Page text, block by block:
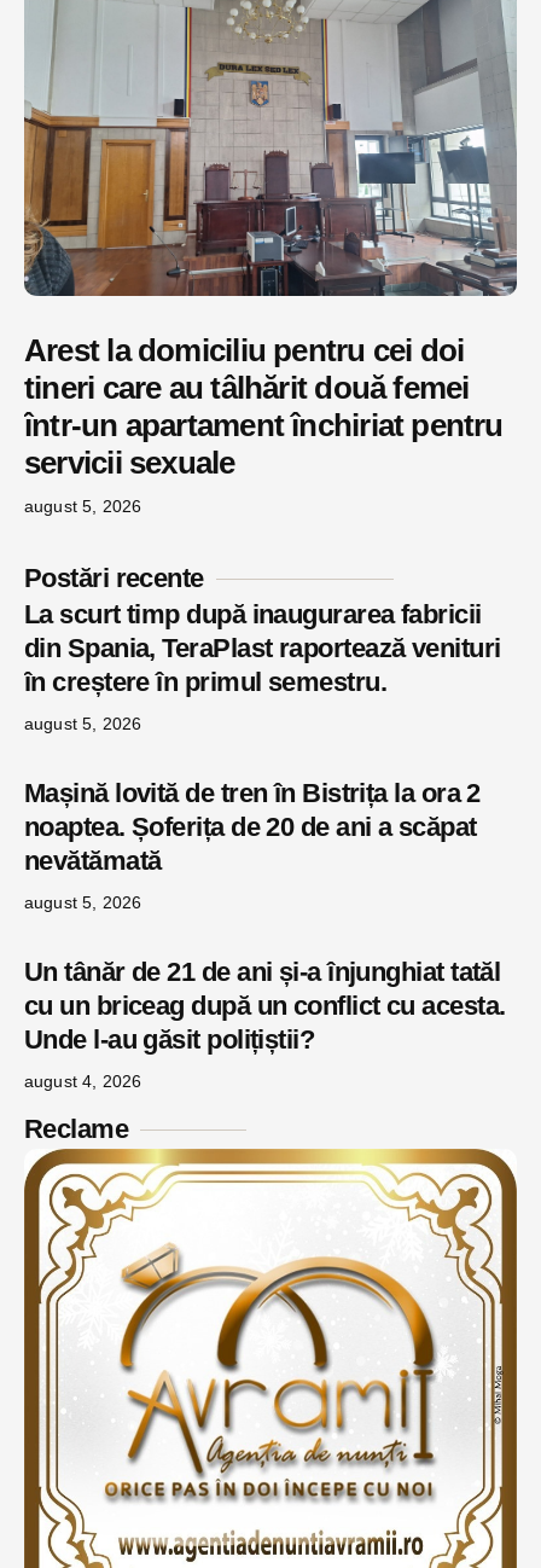
Arest la domiciliu pentru cei doi
tineri care au tâlhărit două femei
într-un apartament închiriat pentru
servicii sexuale
august 5, 2026
Postări recente
La scurt timp după inaugurarea fabricii
din Spania, TeraPlast raportează venituri
în creștere în primul semestru.
august 5, 2026
Mașină lovită de tren în Bistrița la ora 2
noaptea. Șoferița de 20 de ani a scăpat
nevătămată
august 5, 2026
Un tânăr de 21 de ani și-a înjunghiat tatăl
cu un briceag după un conflict cu acesta.
Unde l-au găsit polițiștii?
august 4, 2026
Reclame